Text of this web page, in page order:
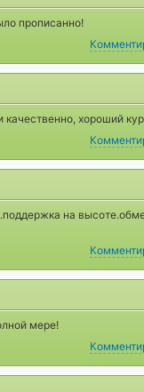
прописанно!
хороший
на
мере!